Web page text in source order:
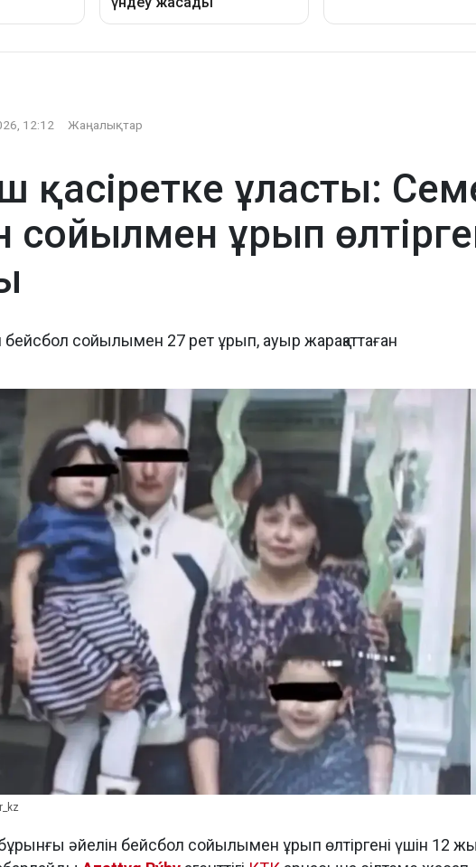
12:12 Жаңалықтар
қасіретке ұласты:
ұрып
сойылымен 27 рет ұрып, ауыр жарақаттаған
әйелін бейсбол сойылымен ұрып өлтіргені үшін 12